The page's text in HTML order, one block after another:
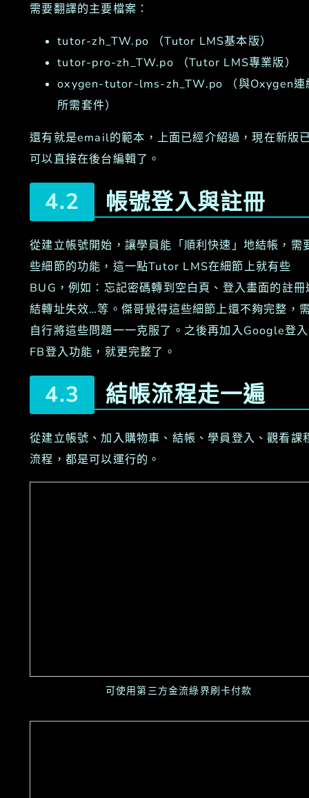
需要翻譯的主要檔案：
tutor-zh_TW.po （Tutor LMS基本版）
tutor-pro-zh_TW.po （Tutor LMS專業版）
oxygen-tutor-lms-zh_TW.po （與Oxygen連
所需套件）
還有就是email的範本，上面已經介紹過，現在新版
可以直接在後台編輯了。
帳號登入與註冊
從建立帳號開始，讓學員能「順利快速」地結帳，需
些細節的功能，這一點Tutor LMS在細節上就有些
BUG，例如：忘記密碼轉到空白頁、登入畫面的註冊
結轉址失效…等。傑哥覺得這些細節上還不夠完整，
自行將這些問題一一克服了。之後再加入Google登
FB登入功能，就更完整了。
結帳流程走一遍
從建立帳號、加入購物車、結帳、學員登入、觀看課
流程，都是可以運行的。
可使用第三方金流綠界刷卡付款